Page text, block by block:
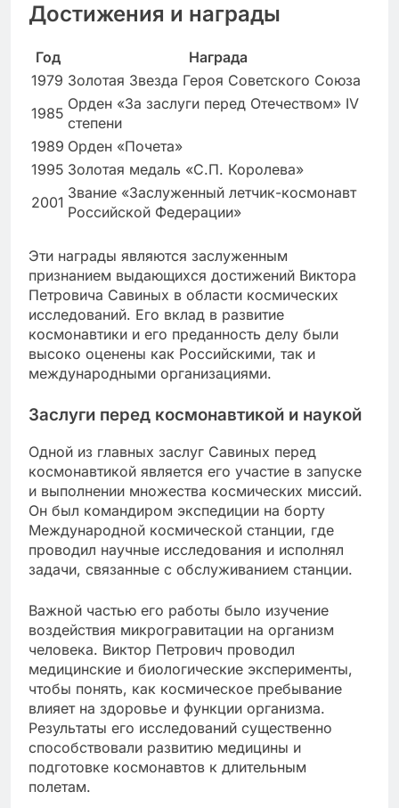
Достижения и награды
Год
Награда
1979 Золотая Звезда Героя Советского Союза
1985
Орден «За заслуги перед Отечеством» IV
степени
1989 Орден «Почета»
1995 Золотая медаль «С.П. Королева»
2001
Звание «Заслуженный летчик-космонавт
Российской Федерации»
Эти награды являются заслуженным
признанием выдающихся достижений Виктора
Петровича Савиных в области космических
исследований. Его вклад в развитие
космонавтики и его преданность делу были
высоко оценены как Российскими, так и
международными организациями.
Заслуги перед космонавтикой и наукой
Одной из главных заслуг Савиных перед
космонавтикой является его участие в запуске
и выполнении множества космических миссий.
Он был командиром экспедиции на борту
Международной космической станции, где
проводил научные исследования и исполнял
задачи, связанные с обслуживанием станции.
Важной частью его работы было изучение
воздействия микрогравитации на организм
человека. Виктор Петрович проводил
медицинские и биологические эксперименты,
чтобы понять, как космическое пребывание
влияет на здоровье и функции организма.
Результаты его исследований существенно
способствовали развитию медицины и
подготовке космонавтов к длительным
полетам.